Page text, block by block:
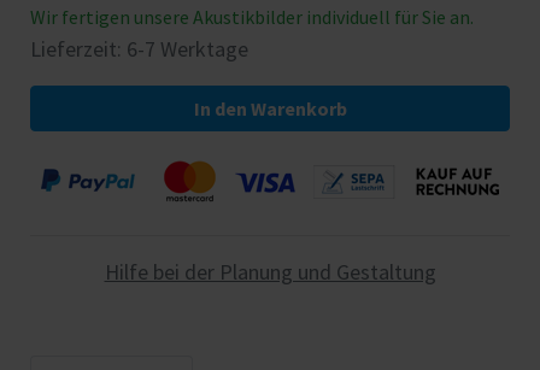
Wir fertigen unsere Akustikbilder individuell für Sie an.
Lieferzeit: 6-7 Werktage
In den Warenkorb
Hilfe bei der Planung und Gestaltung